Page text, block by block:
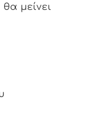
μείνει